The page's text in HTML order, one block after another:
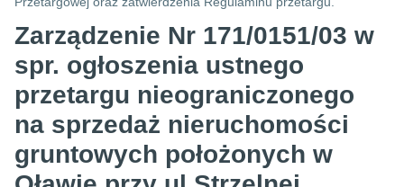
Zarządzenie Nr 171/0151/03 w
spr. ogłoszenia ustnego
przetargu nieograniczonego
na sprzedaż nieruchomości
gruntowych położonych w